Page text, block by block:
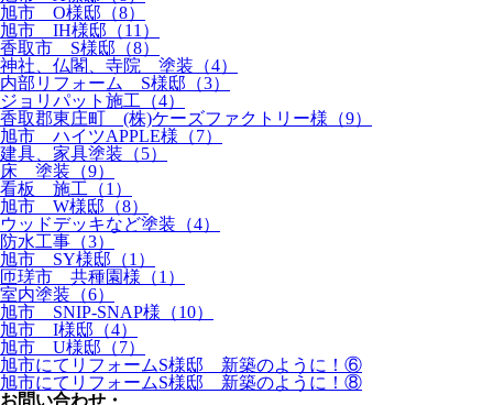
旭市 O様邸（8）
旭市 IH様邸（11）
香取市 S様邸（8）
神社、仏閣、寺院 塗装（4）
内部リフォーム S様邸（3）
ジョリパット施工（4）
香取郡東庄町 (株)ケーズファクトリー様（9）
旭市 ハイツAPPLE様（7）
建具、家具塗装（5）
床 塗装（9）
看板 施工（1）
旭市 W様邸（8）
ウッドデッキなど塗装（4）
防水工事（3）
旭市 SY様邸（1）
匝瑳市 共種園様（1）
室内塗装（6）
旭市 SNIP-SNAP様（10）
旭市 I様邸（4）
旭市 U様邸（7）
旭市にてリフォームS様邸 新築のように！⑥
旭市にてリフォームS様邸 新築のように！⑧
お問い合わせ ・